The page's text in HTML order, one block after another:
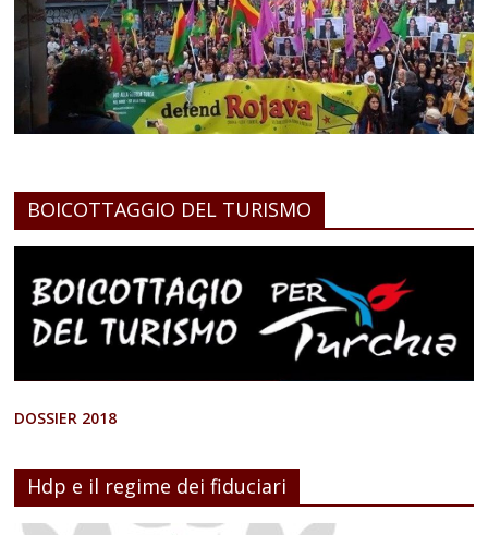
BOICOTTAGGIO DEL TURISMO
DOSSIER 2018
Hdp e il regime dei fiduciari